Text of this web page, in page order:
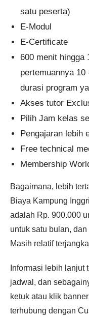
satu peserta)
E-Modul
E-Certificate
600 menit hingga
pertemuannya 10
durasi program
Akses tutor
Pilih Jam kelas
Pengajaran lebih
Free technical
Membership
Bagaimana, lebih
Biaya Kampung
adalah Rp. 900.000
untuk satu bulan,
Masih relatif
Informasi lebih lanjut
jadwal, dan
ketuk atau klik
terhubung dengan